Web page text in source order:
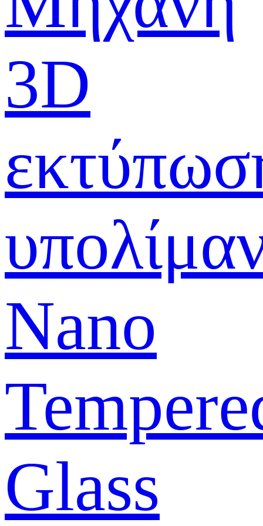
3D
Nano
Glass